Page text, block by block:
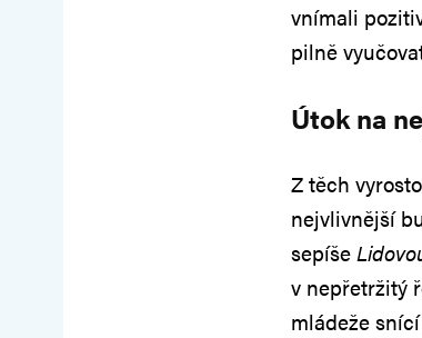
vnímali
pilně
Útok na
Z těch
nejvlivnější
sepíše
v nepřetržitý
mládeže